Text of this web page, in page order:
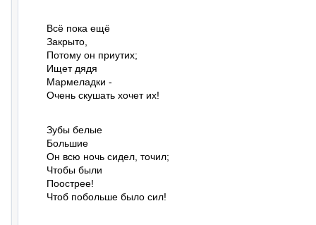
Всё пока ещё
Закрыто,
Потому он приутих;
Ищет дядя
Мармеладки -
Очень скушать хочет их!
Зубы белые
Большие
Он всю ночь сидел, точил;
Чтобы были
Поострее!
Чтоб побольше было сил!